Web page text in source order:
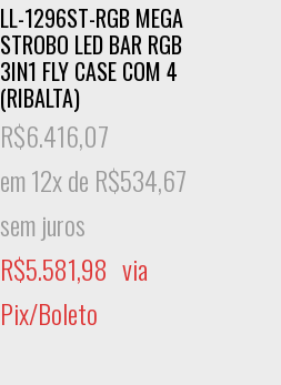
LL-1296ST-RGB MEGA
STROBO LED BAR RGB
3IN1 FLY CASE COM 4
(RIBALTA)
R$6.416,07
em 12x de R$534,67
sem juros
R$5.581,98 via
Pix/Boleto